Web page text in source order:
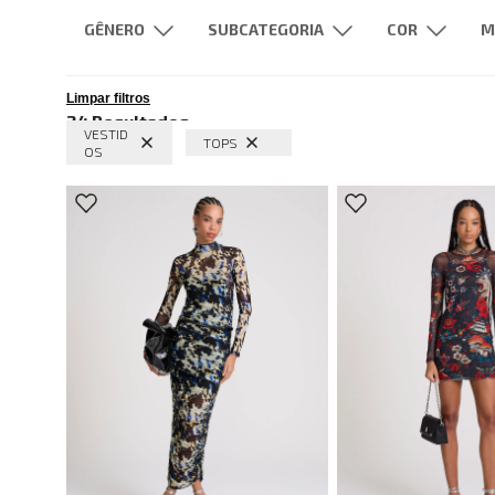
VESTID
OS
TOPS
SUBCATEGORIA
Bodies
GÊNERO
Feminino
Limpar filtros
24 Resultados